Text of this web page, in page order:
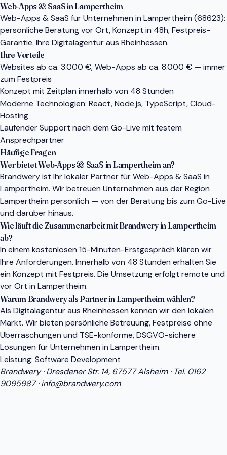
Web-Apps & SaaS in Lampertheim
Web-Apps & SaaS für Unternehmen in Lampertheim (68623):
persönliche Beratung vor Ort, Konzept in 48h, Festpreis-
Garantie. Ihre Digitalagentur aus Rheinhessen.
Ihre Vorteile
Websites ab ca. 3.000 €, Web-Apps ab ca. 8.000 € — immer
zum Festpreis
Konzept mit Zeitplan innerhalb von 48 Stunden
Moderne Technologien: React, Node.js, TypeScript, Cloud-
Hosting
Laufender Support nach dem Go-Live mit festem
Ansprechpartner
Häufige Fragen
Wer bietet Web-Apps & SaaS in Lampertheim an?
Brandwery ist Ihr lokaler Partner für Web-Apps & SaaS in
Lampertheim. Wir betreuen Unternehmen aus der Region
Lampertheim persönlich — von der Beratung bis zum Go-Live
und darüber hinaus.
Wie läuft die Zusammenarbeit mit Brandwery in Lampertheim
ab?
In einem kostenlosen 15-Minuten-Erstgespräch klären wir
Ihre Anforderungen. Innerhalb von 48 Stunden erhalten Sie
ein Konzept mit Festpreis. Die Umsetzung erfolgt remote und
vor Ort in Lampertheim.
Warum Brandwery als Partner in Lampertheim wählen?
Als Digitalagentur aus Rheinhessen kennen wir den lokalen
Markt. Wir bieten persönliche Betreuung, Festpreise ohne
Überraschungen und TSE-konforme, DSGVO-sichere
Lösungen für Unternehmen in Lampertheim.
Leistung: Software Development
Brandwery · Dresdener Str. 14, 67577 Alsheim · Tel. 0162
9095987·info@brandwery.com